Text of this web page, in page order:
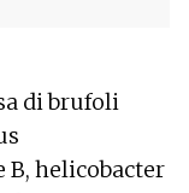
di brufoli
helicobacter